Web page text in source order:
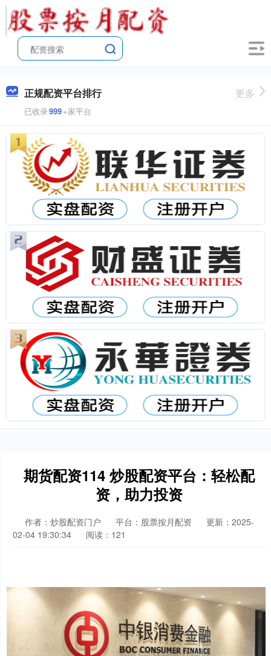
正规配资平台排行
已收录999+家平台
更多
期货配资114 炒股配资平台：轻松配
资，助力投资
作者：炒股配资门户 平台：股票按月配资
更新：2025-
02-04 19:30:34
阅读：121